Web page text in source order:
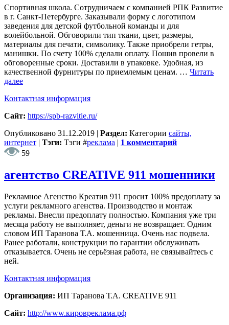
Спортивная школа. Сотрудничаем с компанией РПК Развитие
в г. Санкт-Петербурге. Заказывали форму с логотипом
заведения для детской футбольной команды и для
волейбольной. Обговорили тип ткани, цвет, размеры,
материалы для печати, символику. Также приобрели гетры,
манишки. По счету 100% сделали оплату. Пошив провели в
обговоренные сроки. Доставили в упаковке. Удобная, из
качественной фурнитуры по приемлемым ценам. … Читать
далее
Контактная информация
Сайт: https://spb-razvitie.ru/
Опубликовано 31.12.2019 | Раздел: Категории сайты,
интернет | Тэги: Тэги #реклама | 1 комментарий
59
агентство CREATIVE 911 мошенники
Рекламное Агенство Креатив 911 просит 100% предоплату за
услуги рекламного агенства. Производство и монтаж
рекламы. Внесли предоплату полностью. Компания уже три
месяца работу не выполняет, деньги не возвращает. Одним
словом ИП Таранова Т.А. мошенница. Очень нас подвела.
Ранее работали, конструкции по гарантии обслуживать
отказывается. Очень не серьёзная работа, не связывайтесь с
ней.
Контактная информация
Организация: ИП Таранова Т.А. CREATIVE 911
Сайт: http://www.кировреклама.рф